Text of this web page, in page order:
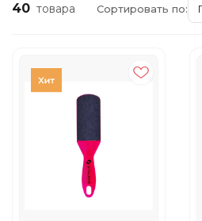
40 товара Сортировать по: